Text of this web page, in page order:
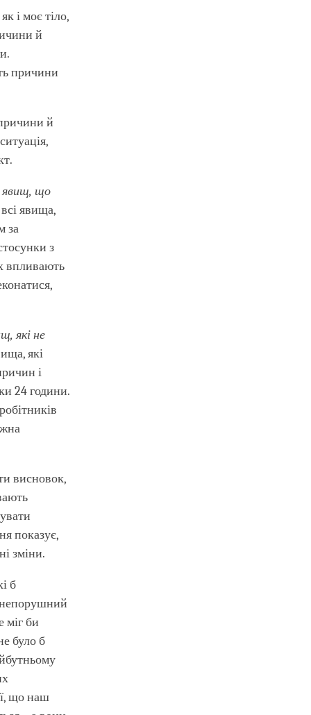
і моє тіло,
й
причини
й
явищ, що
явища,
за
з
впливають
які не
які
і
24 години.
висновок,
показує,
зміни.
б
міг би
було б
що наш